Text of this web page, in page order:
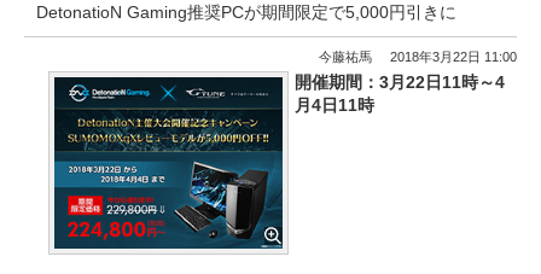
DetonatioN Gaming推奨PCが期間限定で5,000円引きに
今藤祐馬 2018年3月22日 11:00
開催期間：3月22日11時～4
月4日11時